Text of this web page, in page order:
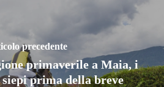
precedente
primaverile a Maia, i
prima della breve